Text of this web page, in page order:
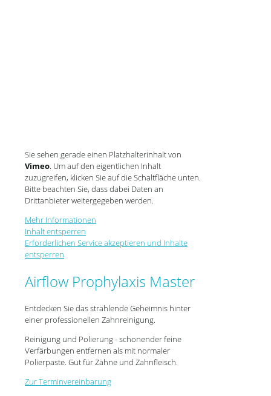
Sie sehen gerade einen Platzhalterinhalt von
Vimeo. Um auf den eigentlichen Inhalt
zuzugreifen, klicken Sie auf die Schaltfläche unten.
Bitte beachten Sie, dass dabei Daten an
Drittanbieter weitergegeben werden.
Mehr Informationen
Inhalt entsperren
Erforderlichen Service akzeptieren und Inhalte
entsperren
Airflow Prophylaxis Master
Entdecken Sie das strahlende Geheimnis hinter
einer professionellen Zahnreinigung.
Reinigung und Polierung - schonender feine
Verfärbungen entfernen als mit normaler
Polierpaste. Gut für Zähne und Zahnfleisch.
Zur Terminvereinbarung